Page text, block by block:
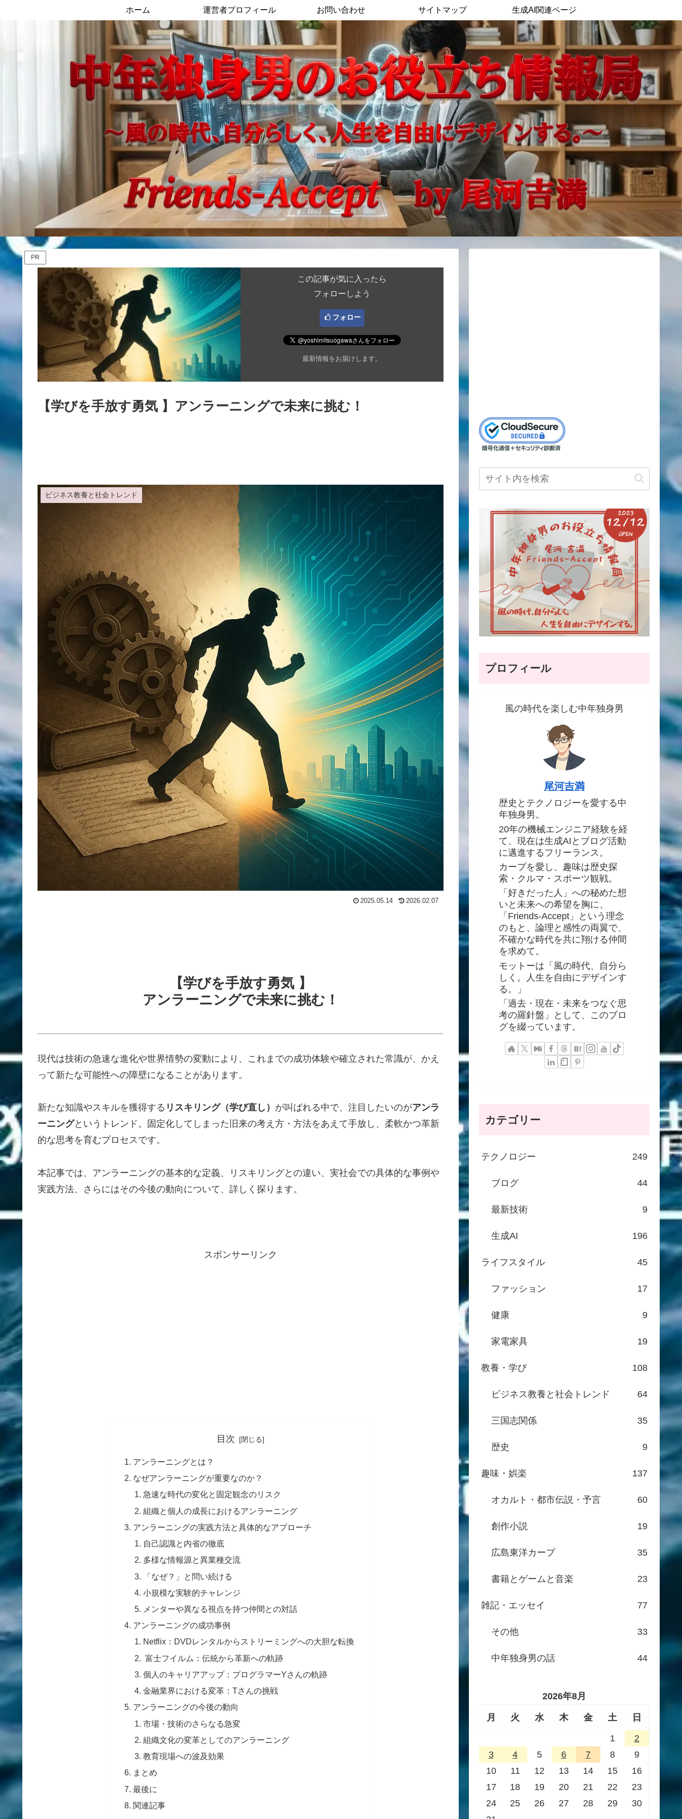
ホーム 運営者プロフィール お問い合わせ サイトマップ 生成AI関連ページ
PR
この記事が気に入ったら
フォローしよう
フォロー
最新情報をお届けします。
【学びを手放す勇気 】アンラーニングで未来に挑む！
ビジネス教養と社会トレンド
2025.05.14 2026.02.07
【学びを手放す勇気 】
アンラーニングで未来に挑む！
現代は技術の急速な進化や世界情勢の変動により、これまでの成功体験や確立された常識が、かえ
って新たな可能性への障壁になることがあります。
新たな知識やスキルを獲得する リスキリング（学び直し） が叫ばれる中で、注目したいのがアンラ
ーニングというトレンド。固定化してしまった旧来の考え方・方法をあえて手放し、柔軟かつ革新
的な思考を育むプロセスです。
本記事では、アンラーニングの基本的な定義、リスキリングとの違い、実社会での具体的な事例や
実践方法、さらにはその今後の動向について、詳しく探ります。
スポンサーリンク
目次
アンラーニングとは？
なぜアンラーニングが重要なのか？
急速な時代の変化と固定観念のリスク
組織と個人の成長におけるアンラーニング
アンラーニングの実践方法と具体的なアプローチ
自己認識と内省の徹底
多様な情報源と異業種交流
「なぜ？」と問い続ける
小規模な実験的チャレンジ
メンターや異なる視点を持つ仲間との対話
アンラーニングの成功事例
Netflix：DVDレンタルからストリーミングへの大胆な転換
富士フイルム：伝統から革新への軌跡
個人のキャリアアップ：プログラマーYさんの軌跡
金融業界における変革：Tさんの挑戦
アンラーニングの今後の動向
市場・技術のさらなる急変
組織文化の変革としてのアンラーニング
教育現場への波及効果
まとめ
最後に
関連記事
プロフィール
風の時代を楽しむ中年独身男
尾河吉満
歴史とテクノロジーを愛する中
年独身男。
20年の機械エンジニア経験を経
て、現在は生成AIとブログ活動
に邁進するフリーランス。
カープを愛し、趣味は歴史探
索・クルマ・スポーツ観戦。
「好きだった人」への秘めた想
いと未来への希望を胸に、
「Friends-Accept」という理念
のもと、論理と感性の両翼で、
不確かな時代を共に翔ける仲間
を求めて。
モットーは「風の時代、自分ら
しく。人生を自由にデザインす
る。」
「過去・現在・未来をつなぐ思
考の羅針盤」として、このブロ
グを綴っています。
カテゴリー
テクノロジー 249
ブログ 44
最新技術 9
生成AI 196
ライフスタイル 45
ファッション 17
健康 9
家電家具 19
教養・学び 108
ビジネス教養と社会トレンド 64
三国志関係 35
歴史 9
趣味・娯楽 137
オカルト・都市伝説・予言 60
創作小説 19
広島東洋カープ 35
書籍とゲームと音楽 23
雑記・エッセイ 77
その他 33
中年独身男の話 44
2026年8月
月 火 水 木 金 土 日
1
2
3
4 5 6 7 8
9
10
11 12 13 14 15
16
17
18 19 20 21 22
23
24
25 26 27 28 29
30